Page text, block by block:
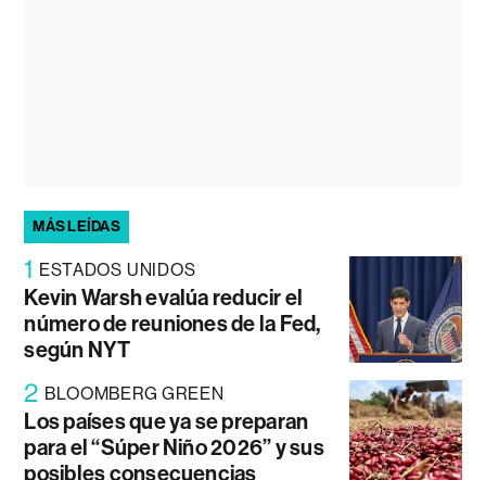
MÁS LEÍDAS
1 ESTADOS UNIDOS
Kevin Warsh evalúa reducir el
número de reuniones de la Fed,
según NYT
2 BLOOMBERG GREEN
Los países que ya se preparan
para el “Súper Niño 2026” y sus
posibles consecuencias